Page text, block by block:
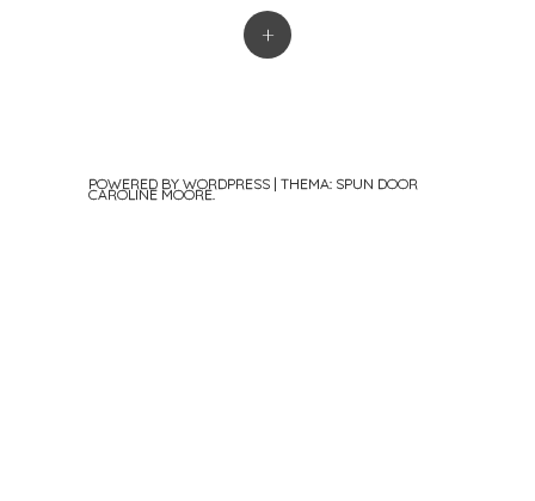
+
POWERED BY WORDPRESS | THEMA: SPUN DOOR
CAROLINE MOORE